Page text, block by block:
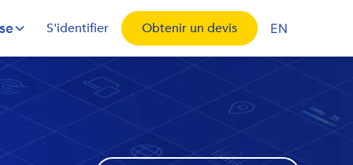
S'identifier Obtenir un devis EN